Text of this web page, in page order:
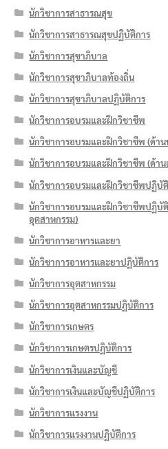
นักวิชาการสาธารณสุข
นักวิชาการสาธารณสุขปฏิบัติการ
นักวิชาการสุขาภิบาล
นักวิชาการสุขาภิบาลท้องถิ่น
นักวิชาการสุขาภิบาลปฏิบัติการ
นักวิชาการอบรมและฝึกวิชาชีพ
นักวิชาการอบรมและฝึกวิชาชีพ (ด้า
นักวิชาการอบรมและฝึกวิชาชีพ (ด้า
นักวิชาการอบรมและฝึกวิชาชีพปฏิบั
นักวิชาการอบรมและฝึกวิชาชีพปฏิบั
อุตสาหกรรม)
นักวิชาการอาหารและยา
นักวิชาการอาหารและยาปฏิบัติการ
นักวิชาการอุตสาหกรรม
นักวิชาการอุตสาหกรรมปฏิบัติการ
นักวิชาการเกษตร
นักวิชาการเกษตรปฏิบัติการ
นักวิชาการเงินและบัญชี
นักวิชาการเงินและบัญชีปฏิบัติการ
นักวิชาการแรงงาน
นักวิชาการแรงงานปฏิบัติการ